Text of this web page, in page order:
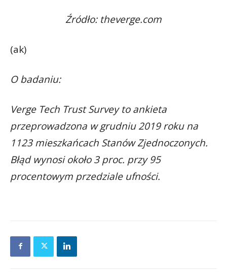
Źródło: theverge.com
(ak)
O badaniu:
Verge Tech Trust Survey to ankieta
przeprowadzona w grudniu 2019 roku na
1123 mieszkańcach Stanów Zjednoczonych.
Błąd wynosi około 3 proc. przy 95
procentowym przedziale ufności.